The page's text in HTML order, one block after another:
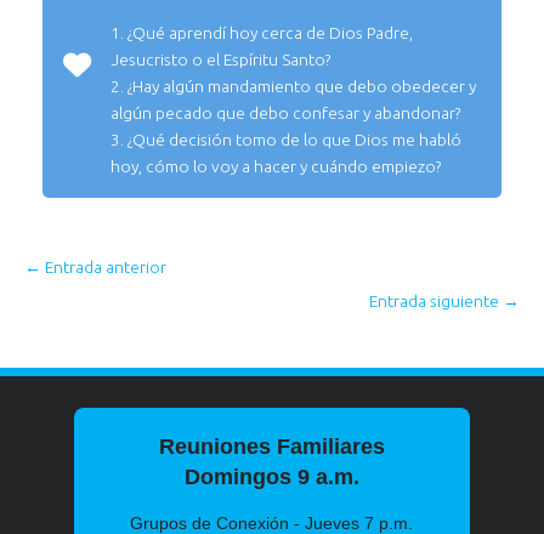
1. ¿Qué aprendí hoy cerca de Dios Padre,
Jesucristo o el Espíritu Santo?
2. ¿Hay algún mandamiento que debo obedecer y
algún pecado que debo confesar y abandonar?
3. ¿Qué decisión tomo de lo que Dios me habló
hoy, cómo lo voy a hacer y cuándo empiezo?
← Entrada anterior
Entrada siguiente →
Reuniones Familiares
Domingos 9 a.m.
Grupos de Conexión - Jueves 7 p.m.